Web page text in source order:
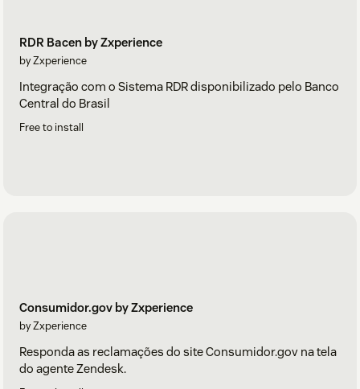
RDR Bacen by Zxperience
by Zxperience
Integração com o Sistema RDR disponibilizado pelo Banco
Central do Brasil
Free to install
Consumidor.gov by Zxperience
by Zxperience
Responda as reclamações do site Consumidor.gov na tela
do agente Zendesk.